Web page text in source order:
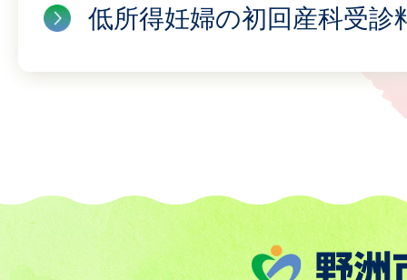
低所得妊婦の初回産科受診